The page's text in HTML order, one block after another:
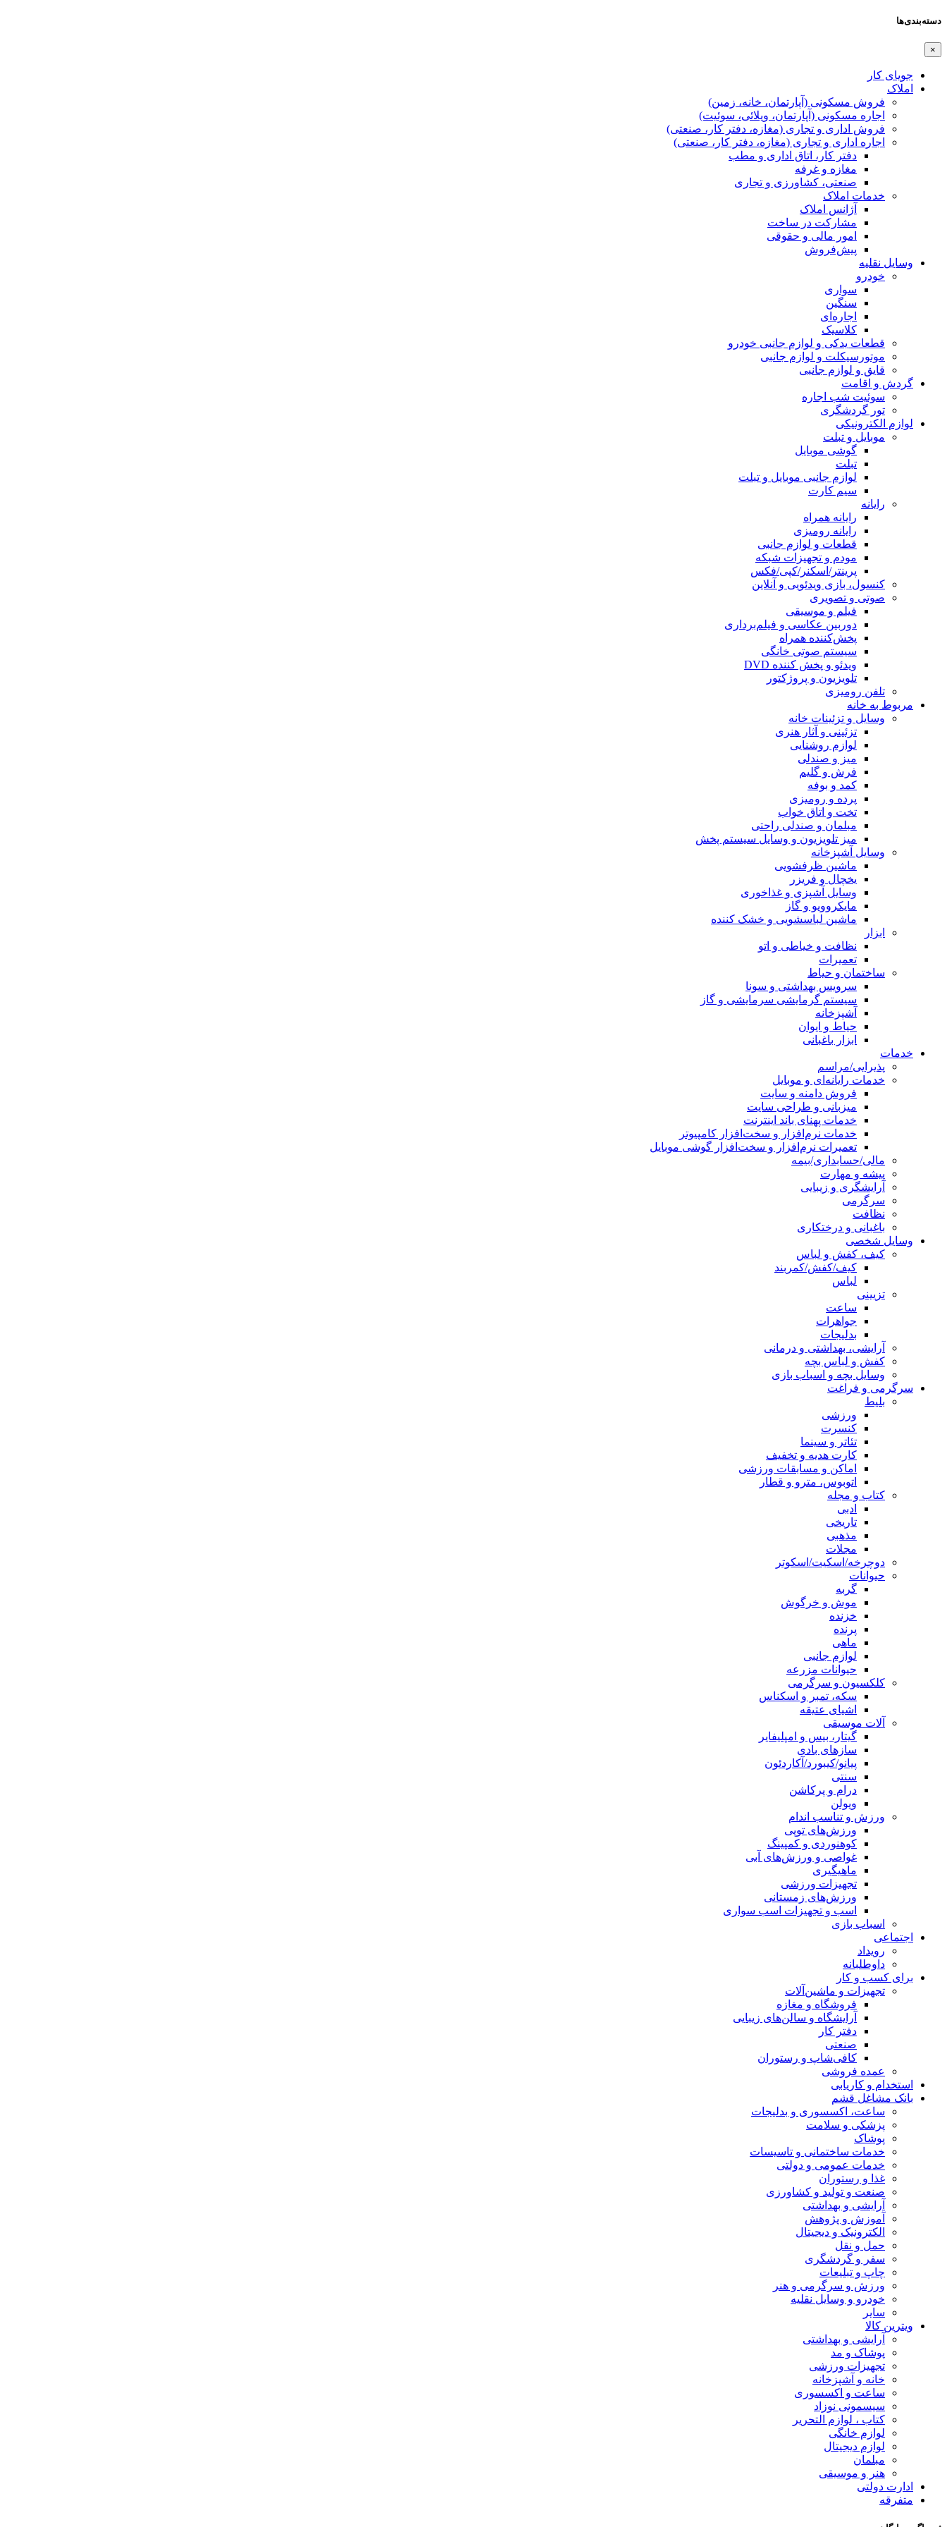
دسته‌بندی‌ها
×
جویای کار
املاک
فروش مسکونی (آپارتمان، خانه، زمین)
اجاره مسکونی (آپارتمان، ویلائی، سوئیت)
فروش اداری و تجاری (مغازه، دفتر کار، صنعتی)
اجاره اداری و تجاری (مغازه، دفتر کار، صنعتی)
دفتر کار، اتاق اداری و مطب
مغازه و غرفه
صنعتی،‌ کشاورزی و تجاری
خدمات املاک
آژانس املاک
مشارکت در ساخت
امور مالی و حقوقی
پیش‌فروش
وسایل نقلیه
خودرو
سواری
سنگین
اجاره‌ای
کلاسیک
قطعات یدکی و لوازم جانبی خودرو
موتورسیکلت و لوازم جانبی
قایق و لوازم جانبی
گردش و اقامت
سوئیت شب اجاره
تور گردشگری
لوازم الکترونیکی
موبایل و تبلت
گوشی موبایل
تبلت
لوازم جانبی موبایل و تبلت
سیم کارت
رایانه
رایانه همراه
رایانه رومیزی
قطعات و لوازم جانبی
مودم و تجهیزات شبکه
پرینتر/اسکنر/کپی/فکس
کنسول، بازی‌ ویدئویی و آنلاین
صوتی و تصویری
فیلم و موسیقی
دوربین عکاسی و فیلم‌برداری
پخش‌کننده همراه
سیستم صوتی خانگی
ویدئو و پخش کننده DVD
تلویزیون و پروژکتور
تلفن رومیزی
مربوط به خانه
وسایل و تزئینات خانه
تزئینی و آثار هنری
لوازم روشنایی
میز و صندلی
فرش و گلیم
کمد و بوفه
پرده و رومیزی
تخت و اتاق خواب
مبلمان و صندلی راحتی
میز تلویزیون و وسایل سیستم پخش
وسایل آشپزخانه
ماشین ظرفشویی
یخچال و فریزر
وسایل آشپزی و غذاخوری
مایکروویو و گاز
ماشین لباسشویی و خشک کننده
ابزار
نظافت و خیاطی و اتو
تعمیرات
ساختمان و حیاط
سرویس بهداشتی و سونا
سیستم گرمایشی سرمایشی و گاز
آشپزخانه
حیاط و ایوان
ابزار باغبانی
خدمات
پذیرایی/مراسم
خدمات رایانه‌ای و موبایل
فروش دامنه و سایت
میزبانی و طراحی سایت
خدمات پهنای باند اینترنت
خدمات نرم‌افزار و سخت‌افزار کامپیوتر
تعمیرات نرم‌افزار و سخت‌افزار گوشی موبایل
مالی/حسابداری/بیمه
پیشه و مهارت
آرایشگری و زیبایی
سرگرمی
نظافت
باغبانی و درختکاری
وسایل شخصی
کیف، کفش و لباس
کیف/کفش/کمربند
لباس
تزیینی
ساعت
جواهرات
بدلیجات
آرایشی، بهداشتی و درمانی
کفش و لباس بچه
وسایل بچه و اسباب بازی
سرگرمی و فراغت
بلیط
ورزشی
کنسرت
تئاتر و سینما
کارت هدیه و تخفیف
اماکن و مسابقات ورزشی
اتوبوس، مترو و قطار
کتاب و مجله
ادبی
تاریخی
مذهبی
مجلات
دوچرخه/اسکیت/اسکوتر
حیوانات
گربه
موش و خرگوش
خزنده
پرنده
ماهی
لوازم جانبی
حیوانات مزرعه
کلکسیون و سرگرمی
سکه، تمبر و اسکناس
اشیای عتیقه
آلات موسیقی
گیتار، بیس و امپلیفایر
سازهای بادی
پیانو/کیبورد/آکاردئون
سنتی
درام و پرکاشن
ویولن
ورزش و تناسب اندام
ورزش‌های توپی
کوهنوردی و کمپینگ
غواصی و ورزش‌های آبی
ماهیگیری
تجهیزات ورزشی
ورزش‌های زمستانی
اسب و تجهیزات اسب سواری
اسباب‌ بازی
اجتماعی
رویداد
داوطلبانه
برای کسب و کار
تجهیزات و ماشین‌آلات
فروشگاه و مغازه
آرایشگاه و سالن‌های زیبایی
دفتر کار
صنعتی
کافی‌شاپ و رستوران
عمده فروشی
استخدام و کاریابی
بانک مشاغل قشم
ساعت، اکسسوری و بدلیجات
پزشکی و سلامت
پوشاک
خدمات ساختمانی و تاسیسات
خدمات عمومی و دولتی
غذا و رستوران
صنعت و تولید و کشاورزی
آرایشی و بهداشتی
آموزش و پژوهش
الکترونیک و دیجیتال
حمل و نقل
سفر و گردشگری
چاپ و تبلیعات
ورزش و سرگرمی و هنر
خودرو و وسایل نقلیه
سایر
ویترین کالا
آرایشی و بهداشتی
پوشاک و مد
تجهیزات ورزشی
خانه و آشپزخانه
ساعت و اکسسوری
سیسمونی نوزاد
کتاب ، لوازم التحریر
لوازم خانگی
لوازم دیجیتال
مبلمان
هنر و موسیقی
ادارت دولتی
متفرقه